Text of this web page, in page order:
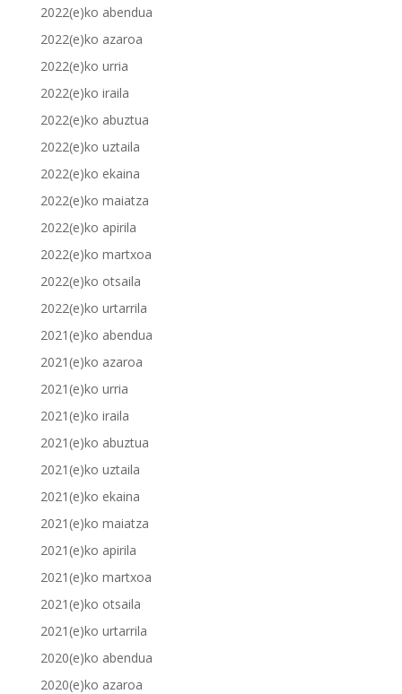
2022(e)ko abendua
2022(e)ko azaroa
2022(e)ko urria
2022(e)ko iraila
2022(e)ko abuztua
2022(e)ko uztaila
2022(e)ko ekaina
2022(e)ko maiatza
2022(e)ko apirila
2022(e)ko martxoa
2022(e)ko otsaila
2022(e)ko urtarrila
2021(e)ko abendua
2021(e)ko azaroa
2021(e)ko urria
2021(e)ko iraila
2021(e)ko abuztua
2021(e)ko uztaila
2021(e)ko ekaina
2021(e)ko maiatza
2021(e)ko apirila
2021(e)ko martxoa
2021(e)ko otsaila
2021(e)ko urtarrila
2020(e)ko abendua
2020(e)ko azaroa